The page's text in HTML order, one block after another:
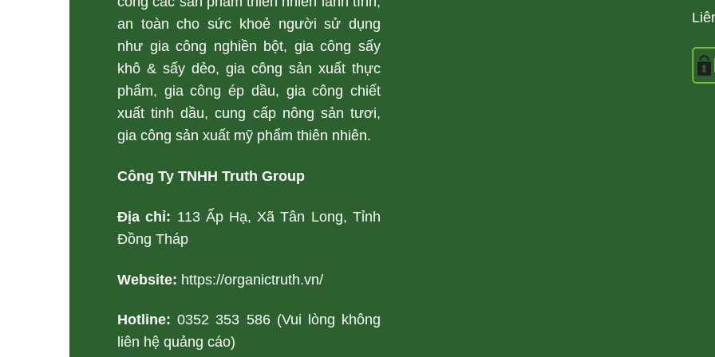
an toàn cho sức khoẻ người sử dụng
như gia công nghiền bột, gia công sấy
khô & sấy dẻo, gia công sản xuất thực
phẩm, gia công ép dầu, gia công chiết
xuất tinh dầu, cung cấp nông sản tươi,
gia công sản xuất mỹ phẩm thiên nhiên.
Công Ty TNHH Truth Group
Địa chỉ: 113 Ấp Hạ, Xã Tân Long, Tỉnh
Đồng Tháp
Website: https://organictruth.vn/
Hotline: 0352 353 586 (Vui lòng không
liên hệ quảng cáo)